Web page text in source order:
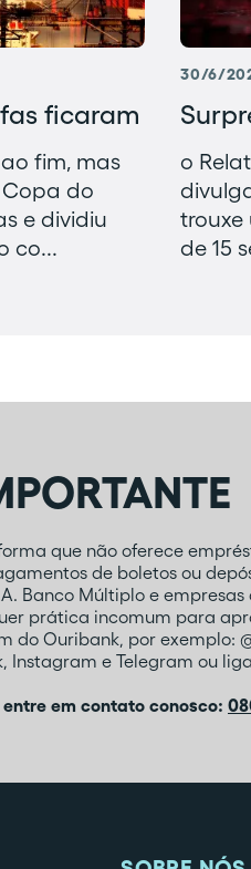
ficaram
fim, mas
do
e dividiu
co...
30/6/
o
trouxe
de 15
que não oferece
de boletos ou
Banco Múltiplo e empresas
prática incomum para
do Ouribank, por exemplo:
Instagram e Telegram ou
em contato conosco: